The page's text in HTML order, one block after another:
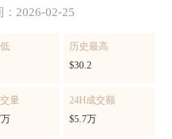
：2026-02-25
历史最高
$30.2
量
24H成交额
$5.7万